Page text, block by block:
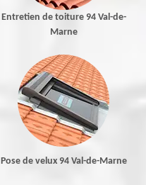
Entretien de toiture 94 Val-de-
Marne
Pose de velux 94 Val-de-Marne